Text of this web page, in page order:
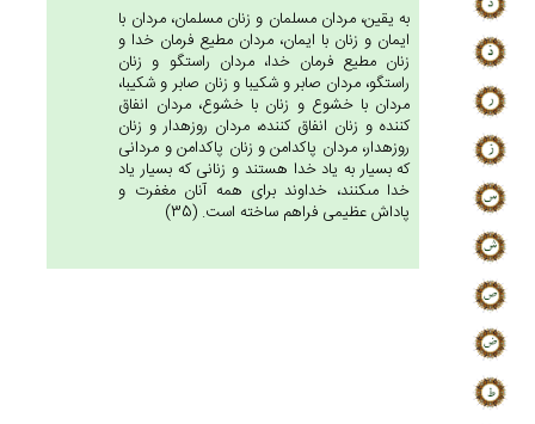
به يقين، مردان مسلمان و زنان مسلمان، مردان با
ايمان و زنان با ايمان، مردان مطيع فرمان خدا و
زنان مطيع فرمان خدا، مردان راستگو و زنان
راستگو، مردان صابر و شكيبا و زنان صابر و شكيبا،
مردان با خشوع و زنان با خشوع، مردان انفاق
كننده و زنان انفاق كننده، مردان روزه‏دار و زنان
روزه‏دار، مردان پاكدامن و زنان پاكدامن و مردانى
كه بسيار به ياد خدا هستند و زنانى كه بسيار ياد
خدا مى‏كنند، خداوند براى همه آنان مغفرت و
پاداش عظيمى فراهم ساخته است. (35)